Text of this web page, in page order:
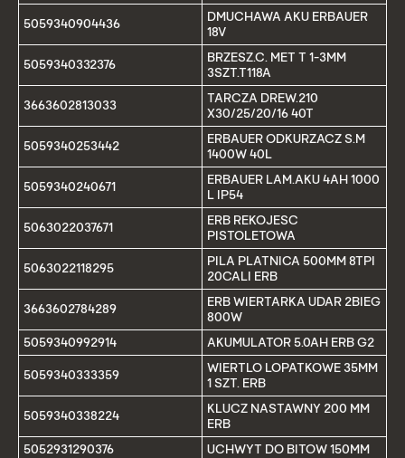
5059340904436
DMUCHAWA AKU ERBAUER
18V
5059340332376
BRZESZ.C. MET T 1-3MM
3SZT.T118A
3663602813033
TARCZA DREW.210
X30/25/20/16 40T
5059340253442
ERBAUER ODKURZACZ S.M
1400W 40L
5059340240671
ERBAUER LAM.AKU 4AH 1000
L IP54
5063022037671
ERB REKOJESC
PISTOLETOWA
5063022118295
PILA PLATNICA 500MM 8TPI
20CALI ERB
3663602784289
ERB WIERTARKA UDAR 2BIEG
800W
5059340992914
AKUMULATOR 5.0AH ERB G2
5059340333359
WIERTLO LOPATKOWE 35MM
1 SZT. ERB
5059340338224
KLUCZ NASTAWNY 200 MM
ERB
5052931290376
UCHWYT DO BITOW 150MM